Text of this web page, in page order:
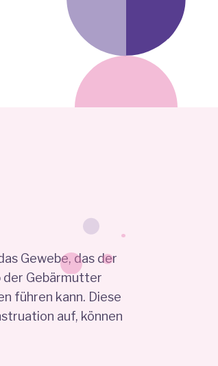
Gewebe, das der
der Gebärmutter
führen kann. Diese
auf, können